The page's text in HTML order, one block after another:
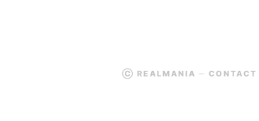
Ⓒ REALMANIA ─ CONTACT